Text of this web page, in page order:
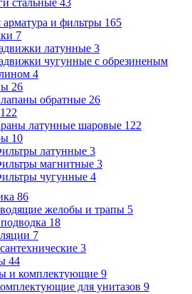
стальные 43
арматура и фильтры 165
7
латунные 3
чугунные с обрезиненым
4
26
обратные 26
122
латунные шаровые 122
10
латунные 3
магнитные 3
чугунные 4
86
желобы и трапы 5
18
7
3
44
и комплектующие 9
для унитазов 9